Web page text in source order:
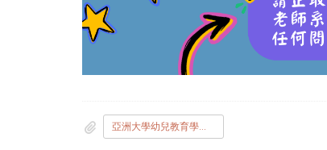
亞洲大學幼兒教育學系115年海外實習切結書.pdf